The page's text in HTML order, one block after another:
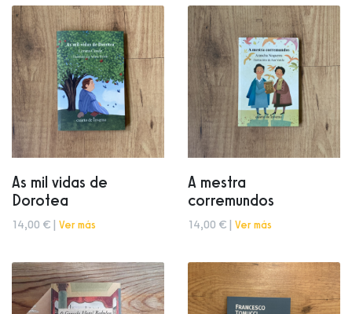
As mil vidas de
Dorotea
14,00 € | Ver más
A mestra
corremundos
14,00 € | Ver más